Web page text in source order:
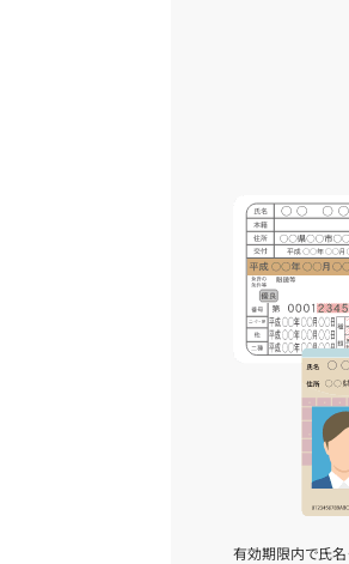
有効期限内で氏名